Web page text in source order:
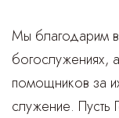
Мы благодарим
богослужениях,
помощников за
служение. Пусть